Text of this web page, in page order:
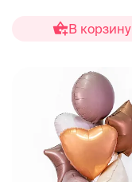
В корзину